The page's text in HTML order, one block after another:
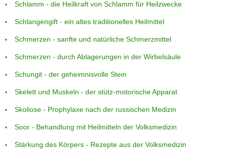
Schlamm - die Heilkraft von Schlamm für Heilzwecke
Schlangengift - ein altes traditionelles Heilmittel
Schmerzen - sanfte und natürliche Schmerzmittel
Schmerzen - durch Ablagerungen in der Wirbelsäule
Schungit - der geheimnisvolle Stein
Skelett und Muskeln - der stütz-motorische Apparat
Skoliose - Prophylaxe nach der russischen Medizin
Soor - Behandlung mit Heilmitteln der Volksmedizin
Stärkung des Körpers - Rezepte aus der Volksmedizin